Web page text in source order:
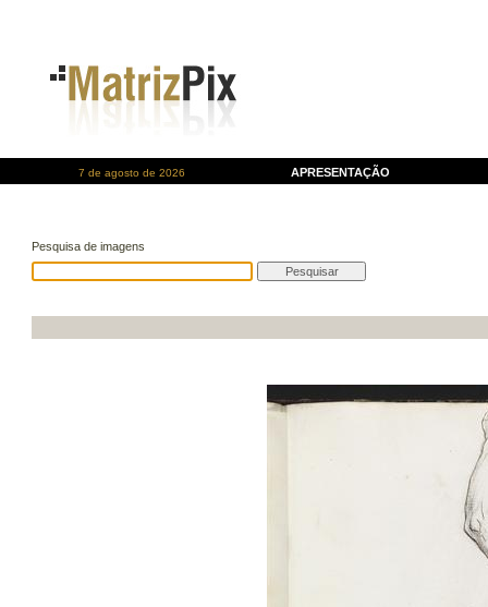
7 de agosto de 2026 APRESENTAÇÃO
Pesquisa de imagens